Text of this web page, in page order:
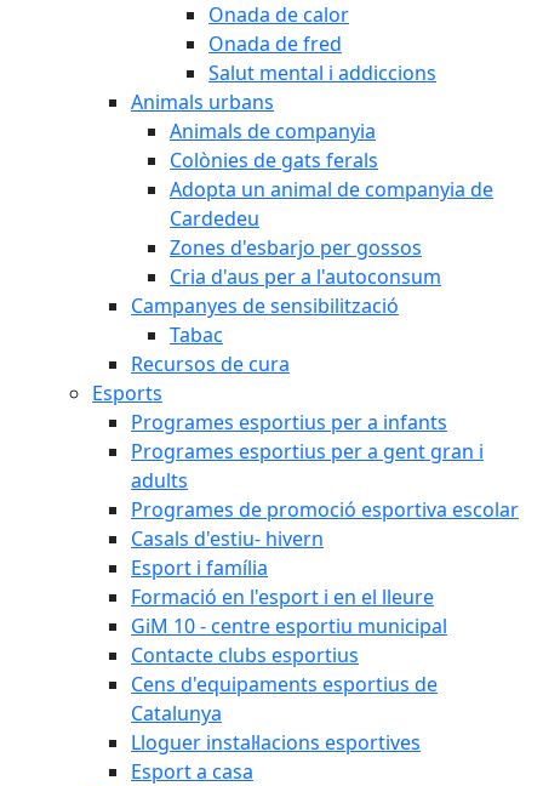
Onada de calor
Onada de fred
Salut mental i addiccions
Animals urbans
Animals de companyia
Colònies de gats ferals
Adopta un animal de companyia de
Cardedeu
Zones d'esbarjo per gossos
Cria d'aus per a l'autoconsum
Campanyes de sensibilització
Tabac
Recursos de cura
Esports
Programes esportius per a infants
Programes esportius per a gent gran i
adults
Programes de promoció esportiva escolar
Casals d'estiu- hivern
Esport i família
Formació en l'esport i en el lleure
GiM 10 - centre esportiu municipal
Contacte clubs esportius
Cens d'equipaments esportius de
Catalunya
Lloguer instal·lacions esportives
Esport a casa